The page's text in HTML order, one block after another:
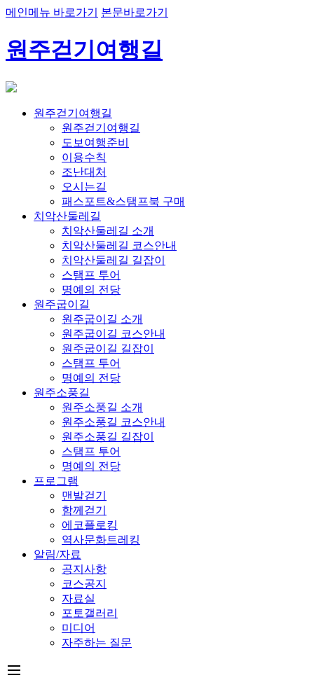
메인메뉴 바로가기 본문바로가기
원주걷기여행길
원주걷기여행길
원주걷기여행길
도보여행준비
이용수칙
조난대처
오시는길
패스포트&스탬프북 구매
치악산둘레길
치악산둘레길 소개
치악산둘레길 코스안내
치악산둘레길 길잡이
스탬프 투어
명예의 전당
원주굽이길
원주굽이길 소개
원주굽이길 코스안내
원주굽이길 길잡이
스탬프 투어
명예의 전당
원주소풍길
원주소풍길 소개
원주소풍길 코스안내
원주소풍길 길잡이
스탬프 투어
명예의 전당
프로그램
맨발걷기
함께걷기
에코플로킹
역사문화트레킹
알림/자료
공지사항
코스공지
자료실
포토갤러리
미디어
자주하는 질문
dehaze